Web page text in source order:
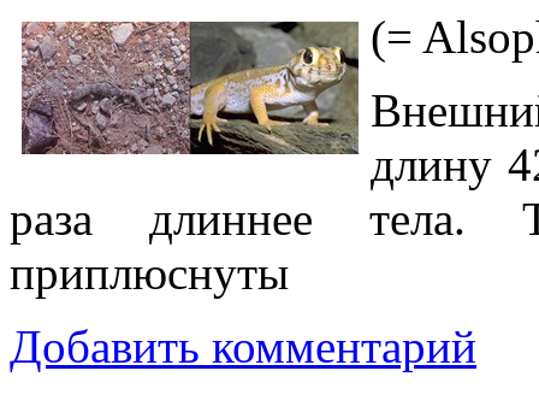
(=
длину
раза длиннее тела.
приплюснуты
Добавить комментарий